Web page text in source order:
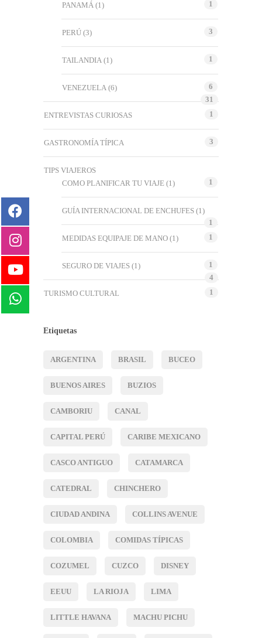
PANAMÁ (1) 1
PERÚ (3) 3
TAILANDIA (1) 1
VENEZUELA (6)
6
31
ENTREVISTAS CURIOSAS
1
GASTRONOMÍA TÍPICA 3
TIPS VIAJEROS
COMO PLANIFICAR TU VIAJE (1) 1
GUÍA INTERNACIONAL DE ENCHUFES (1)
1
MEDIDAS EQUIPAJE DE MANO (1) 1
SEGURO DE VIAJES (1)
1
4
TURISMO CULTURAL
1
Etiquetas
ARGENTINA BRASIL BUCEO
BUENOS AIRES BUZIOS
CAMBORIU CANAL
CAPITAL PERÚ CARIBE MEXICANO
CASCO ANTIGUO CATAMARCA
CATEDRAL CHINCHERO
CIUDAD ANDINA COLLINS AVENUE
COLOMBIA COMIDAS TÍPICAS
COZUMEL CUZCO DISNEY
EEUU LA RIOJA LIMA
LITTLE HAVANA MACHU PICHU